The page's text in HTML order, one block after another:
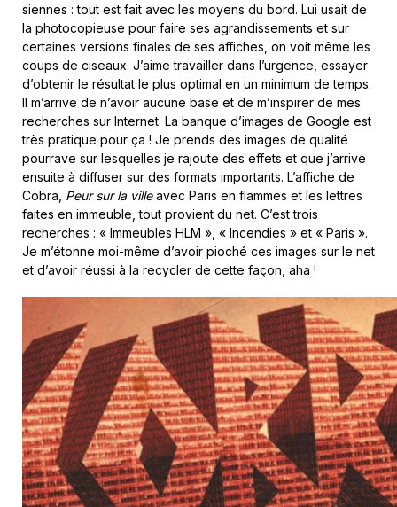
siennes : tout est fait avec les moyens du bord. Lui usait de
la photocopieuse pour faire ses agrandissements et sur
certaines versions finales de ses affiches, on voit même les
coups de ciseaux. J’aime travailler dans l’urgence, essayer
d’obtenir le résultat le plus optimal en un minimum de temps.
Il m’arrive de n’avoir aucune base et de m’inspirer de mes
recherches sur Internet. La banque d’images de Google est
très pratique pour ça ! Je prends des images de qualité
pourrave sur lesquelles je rajoute des effets et que j’arrive
ensuite à diffuser sur des formats importants. L’affiche de
Cobra, Peur sur la villeavec Paris en flammes et les lettres
faites en immeuble, tout provient du net. C’est trois
recherches : « Immeubles HLM », « Incendies » et « Paris ».
Je m’étonne moi-même d’avoir pioché ces images sur le net
et d’avoir réussi à la recycler de cette façon, aha !